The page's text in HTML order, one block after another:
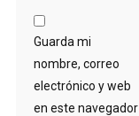
Guarda mi
nombre, correo
electrónico y web
en este navegador